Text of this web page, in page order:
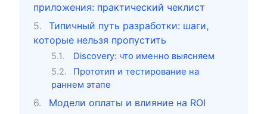
приложения: практический чеклист
Типичный путь разработки: шаги,
которые нельзя пропустить
Discovery: что именно выясняем
Прототип и тестирование на
раннем этапе
Модели оплаты и влияние на ROI